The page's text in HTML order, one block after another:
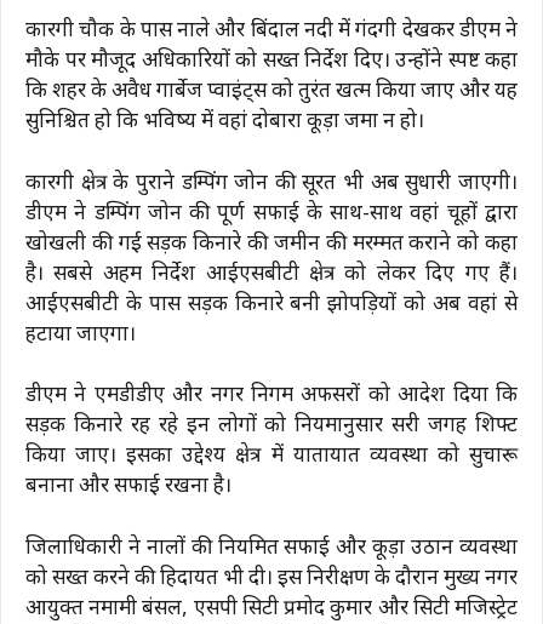
कारगी चौक के पास नाले और बिंदाल नदी में गंदगी देखकर डीएम ने
मौके पर मौजूद अधिकारियों को सख्त निर्देश दिए। उन्होंने स्पष्ट कहा
कि शहर के अवैध गार्बेज प्वाइंट्स को तुरंत खत्म किया जाए और यह
सुनिश्चित हो कि भविष्य में वहां दोबारा कूड़ा जमा न हो।
कारगी क्षेत्र के पुराने डम्पिंग जोन की सूरत भी अब सुधारी जाएगी।
डीएम ने डम्पिंग जोन की पूर्ण सफाई के साथ-साथ वहां चूहों द्वारा
खोखली की गई सड़क किनारे की जमीन की मरम्मत कराने को कहा
है। सबसे अहम निर्देश आईएसबीटी क्षेत्र को लेकर दिए गए हैं।
आईएसबीटी के पास सड़क किनारे बनी झोपड़ियों को अब वहां से
हटाया जाएगा।
डीएम ने एमडीडीए और नगर निगम अफसरों को आदेश दिया कि
सड़क किनारे रह रहे इन लोगों को नियमानुसार दूसरी जगह शिफ्ट
किया जाए। इसका उद्देश्य क्षेत्र में यातायात व्यवस्था को सुचारू
बनाना और सफाई रखना है।
जिलाधिकारी ने नालों की नियमित सफाई और कूड़ा उठान व्यवस्था
को सख्त करने की हिदायत भी दी। इस निरीक्षण के दौरान मुख्य नगर
आयुक्त नमामी बंसल, एसपी सिटी प्रमोद कुमार और सिटी मजिस्ट्रेट